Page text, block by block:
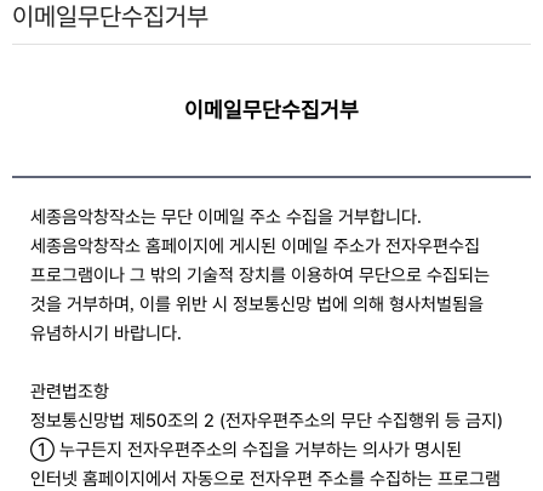
이메일무단수집거부
이메일무단수집거부
세종음악창작소는 무단 이메일 주소 수집을 거부합니다.
세종음악창작소 홈페이지에 게시된 이메일 주소가 전자우편수집
프로그램이나 그 밖의 기술적 장치를 이용하여 무단으로 수집되는
것을 거부하며, 이를 위반 시 정보통신망 법에 의해 형사처벌됨을
유념하시기 바랍니다.
관련법조항
정보통신망법 제50조의 2 (전자우편주소의 무단 수집행위 등 금지)
① 누구든지 전자우편주소의 수집을 거부하는 의사가 명시된
인터넷 홈페이지에서 자동으로 전자우편 주소를 수집하는 프로그램